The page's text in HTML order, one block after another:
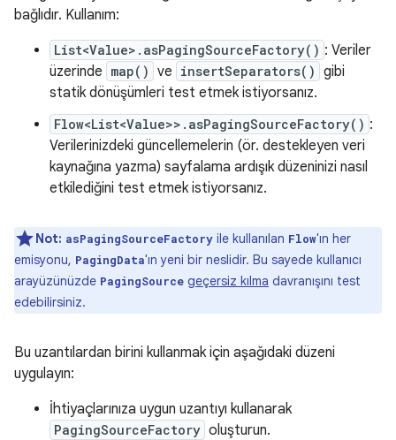
bağlıdır. Kullanım:
List<Value>.asPagingSourceFactory() : Veriler
üzerinde map() ve insertSeparators() gibi
statik dönüşümleri test etmek istiyorsanız.
Flow<List<Value>>.asPagingSourceFactory() :
Verilerinizdeki güncellemelerin (ör. destekleyen veri
kaynağına yazma) sayfalama ardışık düzeninizi nasıl
etkilediğini test etmek istiyorsanız.
Not: asPagingSourceFactory ile kullanılan Flow'ın her
emisyonu, PagingData'ın yeni bir neslidir. Bu sayede kullanıcı
arayüzünüzde PagingSource geçersiz kılma davranışını test
edebilirsiniz.
Bu uzantılardan birini kullanmak için aşağıdaki düzeni
uygulayın:
İhtiyaçlarınıza uygun uzantıyı kullanarak
PagingSourceFactory oluşturun.